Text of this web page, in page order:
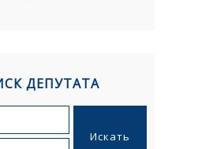
ДЕПУТАТА